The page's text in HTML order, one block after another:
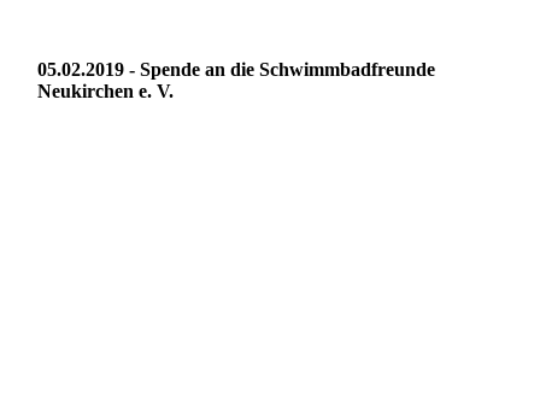
05.02.2019 - Spende an die Schwimmbadfreunde
Neukirchen e. V.